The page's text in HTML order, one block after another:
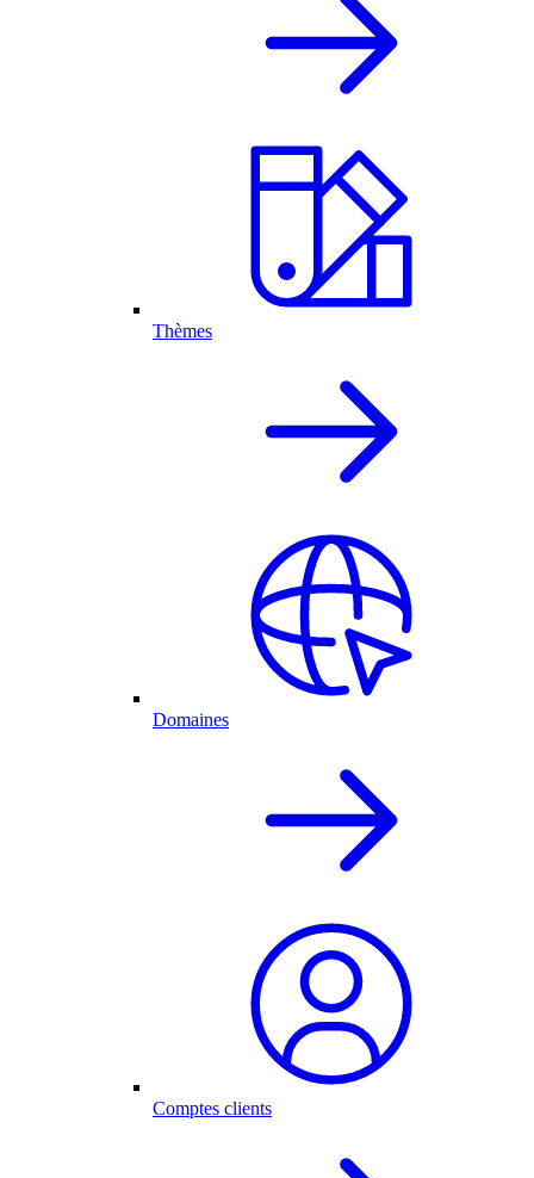
Thèmes
Domaines
Comptes clients